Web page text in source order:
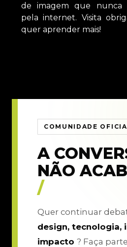
de imagem que nunca
pela internet. Visita
quer aprender mais!
COMUNIDADE
A
NÃO
/
Quer continuar
design, tecnologia,
impacto ? Faça